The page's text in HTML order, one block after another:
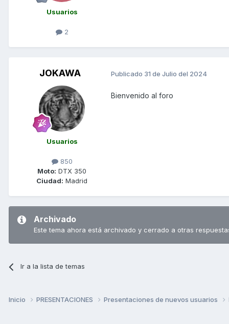
Usuarios
2
JOKAWA
Usuarios
850
Moto: DTX 350
Ciudad: Madrid
Publicado 31 de Julio del 2024
Bienvenido al foro
Archivado
Este tema ahora está archivado y cerrado a otras
Ir a la lista de temas
Inicio PRESENTACIONES Presentaciones de nuevos usuarios